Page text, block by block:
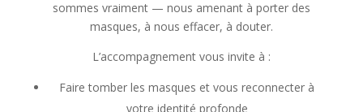
sommes vraiment — nous amenant à porter des
masques, à nous effacer, à douter.
L’accompagnement vous invite à :
Faire tomber les masques et vous reconnecter à
votre identité profonde